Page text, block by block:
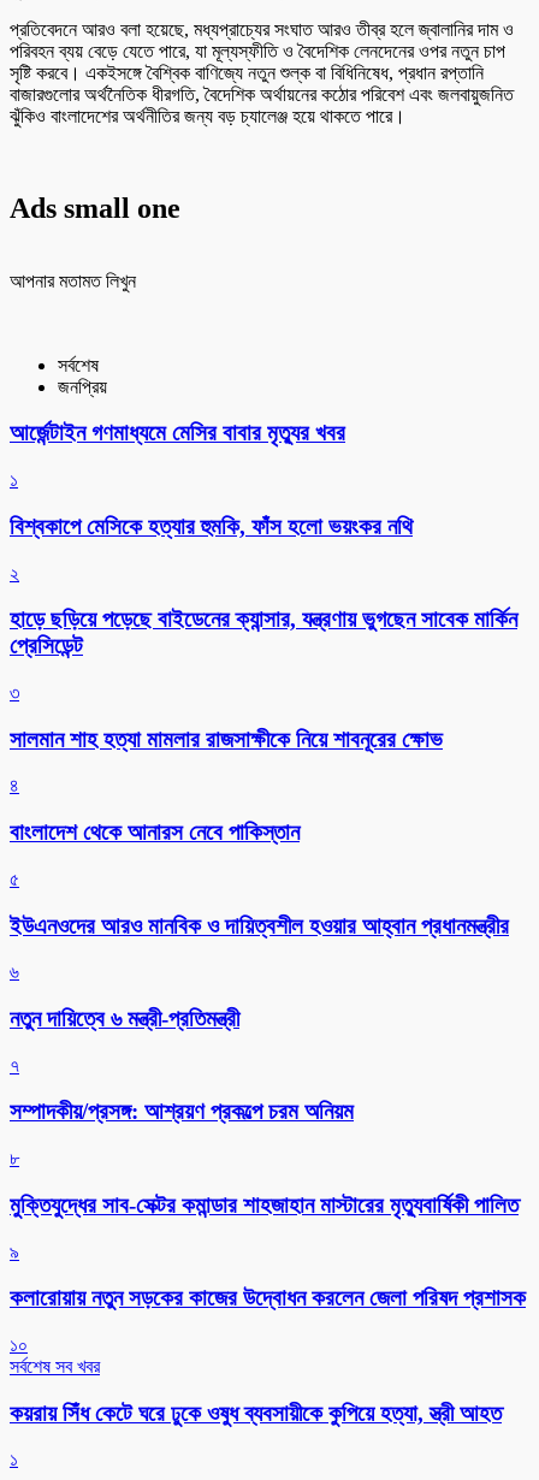
প্রতিবেদনে আরও বলা হয়েছে, মধ্যপ্রাচ্যের সংঘাত আরও তীব্র হলে জ্বালানির দাম ও
পরিবহন ব্যয় বেড়ে যেতে পারে, যা মূল্যস্ফীতি ও বৈদেশিক লেনদেনের ওপর নতুন চাপ
সৃষ্টি করবে। একইসঙ্গে বৈশ্বিক বাণিজ্যে নতুন শুল্ক বা বিধিনিষেধ, প্রধান রপ্তানি
বাজারগুলোর অর্থনৈতিক ধীরগতি, বৈদেশিক অর্থায়নের কঠোর পরিবেশ এবং জলবায়ুজনিত
ঝুঁকিও বাংলাদেশের অর্থনীতির জন্য বড় চ্যালেঞ্জ হয়ে থাকতে পারে।
Ads small one
আপনার মতামত লিখুন
সর্বশেষ
জনপ্রিয়
আর্জেন্টাইন গণমাধ্যমে মেসির বাবার মৃত্যুর খবর
১
বিশ্বকাপে মেসিকে হত্যার হুমকি, ফাঁস হলো ভয়ংকর নথি
২
হাড়ে ছড়িয়ে পড়েছে বাইডেনের ক্যান্সার, যন্ত্রণায় ভুগছেন সাবেক মার্কিন
প্রেসিডেন্ট
৩
সালমান শাহ হত্যা মামলার রাজসাক্ষীকে নিয়ে শাবনূরের ক্ষোভ
৪
বাংলাদেশ থেকে আনারস নেবে পাকিস্তান
৫
ইউএনওদের আরও মানবিক ও দায়িত্বশীল হওয়ার আহ্বান প্রধানমন্ত্রীর
৬
নতুন দায়িত্বে ৬ মন্ত্রী-প্রতিমন্ত্রী
৭
সম্পাদকীয়/প্রসঙ্গ: আশ্রয়ণ প্রকল্পে চরম অনিয়ম
৮
মুক্তিযুদ্ধের সাব-সেক্টর কমান্ডার শাহজাহান মাস্টারের মৃত্যুবার্ষিকী পালিত
৯
কলারোয়ায় নতুন সড়কের কাজের উদ্বোধন করলেন জেলা পরিষদ প্রশাসক
১০
সর্বশেষ সব খবর
কয়রায় সিঁধ কেটে ঘরে ঢুকে ওষুধ ব্যবসায়ীকে কুপিয়ে হত্যা, স্ত্রী আহত
১